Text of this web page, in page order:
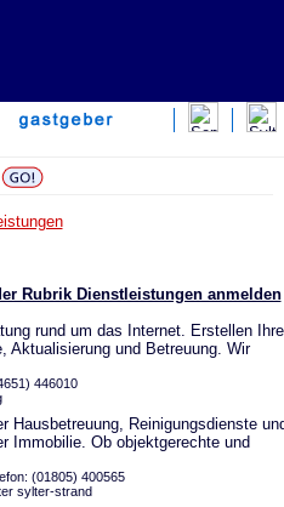
Rubrik Dienstleistungen anmelden
rund um das Internet. Erstellen
Aktualisierung und Betreuung. Wir
446010
Hausbetreuung, Reinigungsdienste
Immobilie. Ob objektgerechte und
(01805) 400565
sylter-strand